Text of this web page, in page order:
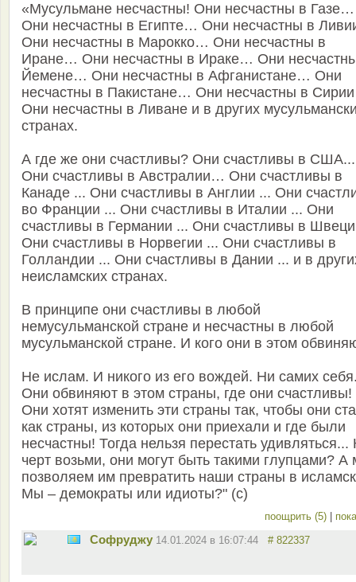
«Мусульмане несчастны! Они несчастны в Газе…
Они несчастны в Египте… Они несчастны в
Они несчастны в Марокко… Они несчастны в
Иране… Они несчастны в Ираке… Они
Йемене… Они несчастны в Афганистане… Они
несчастны в Пакистане… Они несчастны в
Они несчастны в Ливане и в других
странах.
А где же они счастливы? Они счастливы в США...
Они счастливы в Австралии… Они счастливы в
Канаде ... Они счастливы в Англии ... Они
во Франции ... Они счастливы в Италии ... Они
счастливы в Германии ... Они счастливы в
Они счастливы в Норвегии ... Они счастливы в
Голландии ... Они счастливы в Дании ... и в
неисламских странах.
В принципе они счастливы в любой
немусульманской стране и несчастны в любой
мусульманской стране. И кого они в этом
Не ислам. И никого из его вождей. Ни самих
Они обвиняют в этом страны, где они счастливы!
Они хотят изменить эти страны так, чтобы они
как страны, из которых они приехали и где были
несчастны! Тогда нельзя перестать удивляться...
черт возьми, они могут быть такими глупцами? А
позволяем им превратить наши страны в
Мы – демократы или идиоты?" (с)
поощрить (5)
Софруджу 14.01.2024 в 16:07:44 # 822337